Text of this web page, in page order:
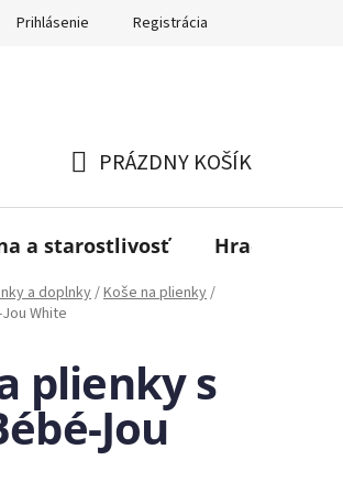
Prihlásenie Registrácia
KOŠÍK
PRÁZDNY KOŠÍK
a starostlivosť Hračky
a doplnky/Koše na plienky/
White
plienky s
Jou